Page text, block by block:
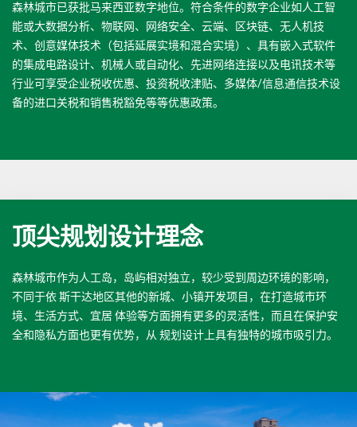
森林城市已获批马来西亚数字地位。符合条件的数字企业如人工智
能或大数据分析、物联网、网络安全、云端、区块链、无人机技
术、创意媒体技术（包括延展实境和混合实境）、具有嵌入式软件
的集成电路设计、机械人或自动化、先进网络连接以及电讯技术等
行业可享受企业税收优惠、投资税收津贴、多媒体/信息通信技术设
备的进口关税和销售税豁免等等优惠政策。
顶尖规划设计理念
森林城市作为人工岛，岛屿相对独立，较少受到周边环境的影响，
不同于依 斯干达地区其他的新城、小镇开发项目，在打造城市环
境、生活方式、宜居 体验等方面拥有更多的灵活性，而且在保护安
全和隐私方面也更有优势，从 规划设计上具有独特的城市吸引力。